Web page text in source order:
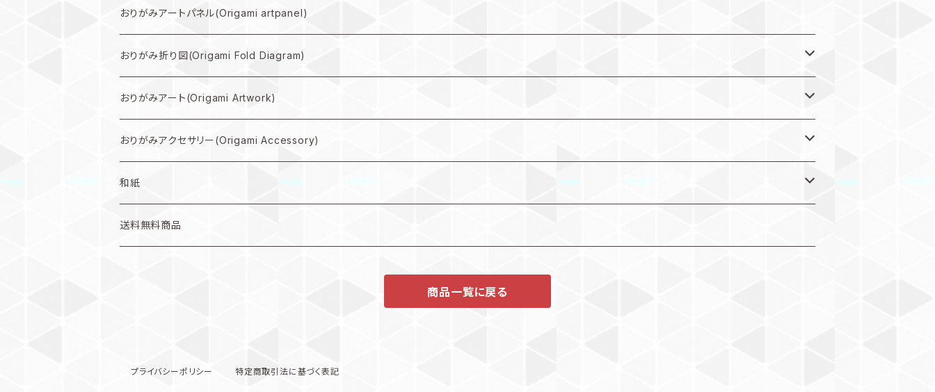
規格外作品プラン
大型作品プラン
中型作品プラン
小型作品プラン
おりがみアートパネル(Origami artpanel)
おりがみ折り図(Origami Fold Diagram)
折り図PDF(PDF Download)
折り図キット(with material)
おりがみアート(Origami Artwork)
壁掛け(Wall hanging artwork)
色紙(art)
うちわ(Paper fan)
おりがみアクセサリー(Origami Accessory)
ピアス(earring)
イヤリング(clip-on earrings)
和紙
和紙
送料無料商品
商品一覧に戻る
プライバシーポリシー 特定商取引法に基づく表記